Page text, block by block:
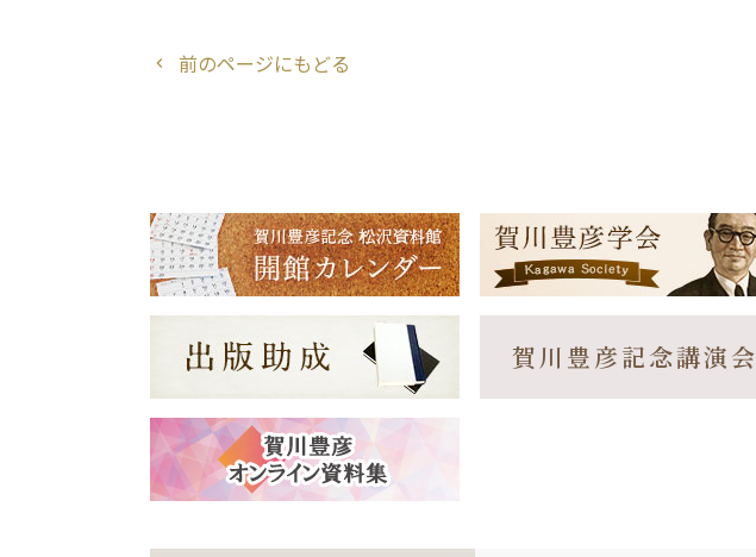
chevron_left 前のページにもどる
賀川豊彦記念講演会